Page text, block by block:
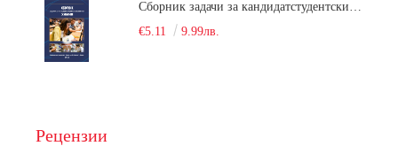
€5.11
9.99лв.
Рецензии